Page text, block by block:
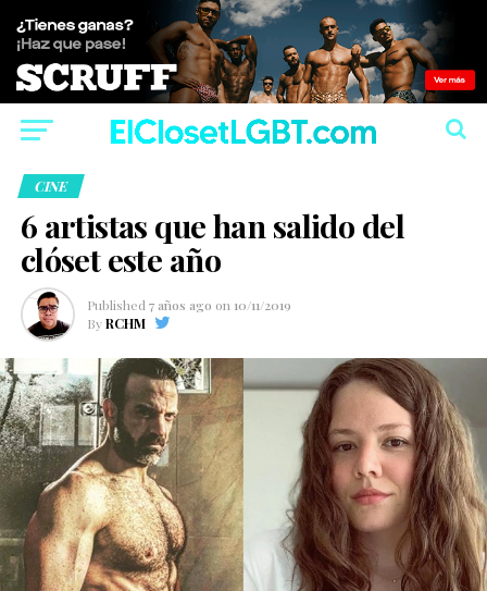
CINE
6 artistas que han salido del
clóset este año
Published 7 años ago on 10/11/2019
By RCHM